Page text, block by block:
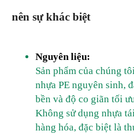
nên sự khác biệt
Nguyên liệu:
Sản phẩm của chúng
nhựa PE nguyên sinh,
bền và độ co giãn tối
Không sử dụng nhựa
hàng hóa, đặc biệt là